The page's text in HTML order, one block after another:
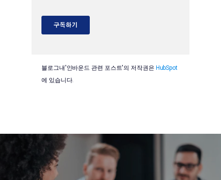
블로그내'인바운드 관련 포스트'의 저작권은 HubSpot
에 있습니다.